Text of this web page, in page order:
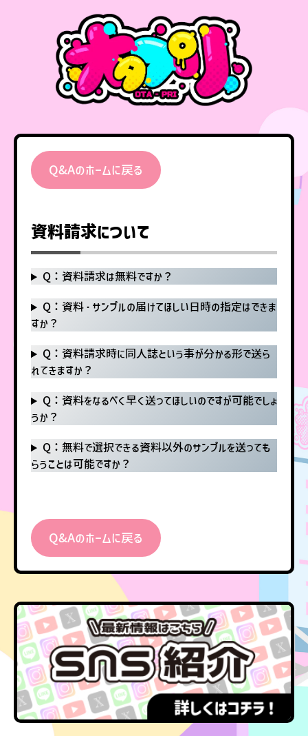
Q&Aのホームに戻る
資料請求について
Q：資料請求は無料ですか？
Q：資料・サンプルの届けてほしい日時の指定はできま
すか？
Q：資料請求時に同人誌という事が分かる形で送ら
れてきますか？
Q：資料をなるべく早く送ってほしいのですが可能でしょ
うか？
Q：無料で選択できる資料以外のサンプルを送っても
らうことは可能ですか？
Q&Aのホームに戻る